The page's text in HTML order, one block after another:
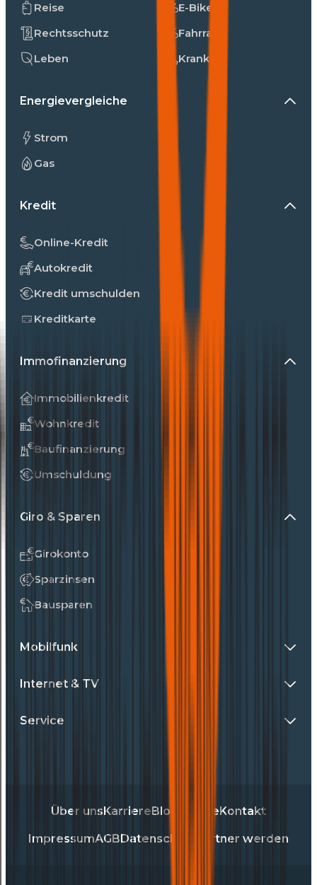
Reise
Rechtsschutz
Leben
E-Bike
Fahrrad
Kranken
Energievergleiche
Strom
Gas
Kredit
Online-Kredit
Autokredit
Kredit umschulden
Kreditkarte
Immofinanzierung
Immobilienkredit
Wohnkredit
Baufinanzierung
Umschuldung
Giro & Sparen
Girokonto
Sparzinsen
Bausparen
Mobilfunk
Internet & TV
Service
Über unsKarriereBlog PresseKontakt
ImpressumAGBDatenschutz Partner werden